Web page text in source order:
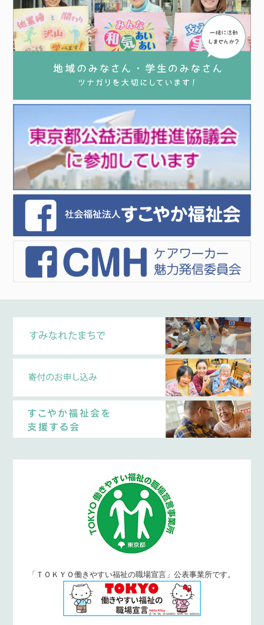
「ＴＯＫＹＯ働きやすい福祉の職場宣言」公表事業所です。